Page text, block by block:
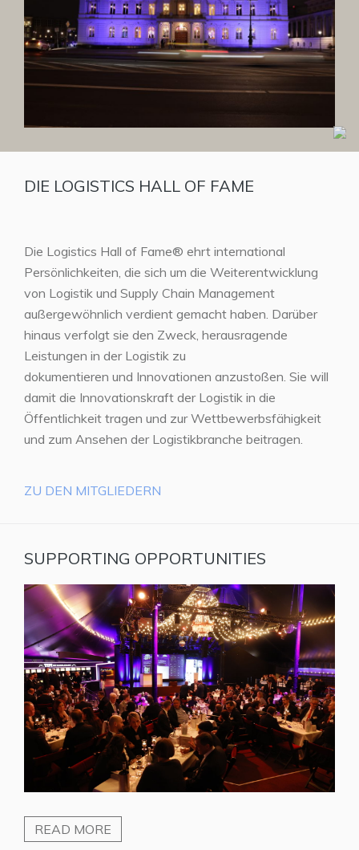
DIE LOGISTICS HALL OF FAME
Die Logistics Hall of Fame® ehrt international
Persönlichkeiten, die sich um die Weiterentwicklung
von Logistik und Supply Chain Management
außergewöhnlich verdient gemacht haben. Darüber
hinaus verfolgt sie den Zweck, herausragende
Leistungen in der Logistik zu
dokumentieren und Innovationen anzustoßen. Sie will
damit die Innovationskraft der Logistik in die
Öffentlichkeit tragen und zur Wettbewerbsfähigkeit
und zum Ansehen der Logistikbranche beitragen.
ZU DEN MITGLIEDERN
SUPPORTING OPPORTUNITIES
READ MORE